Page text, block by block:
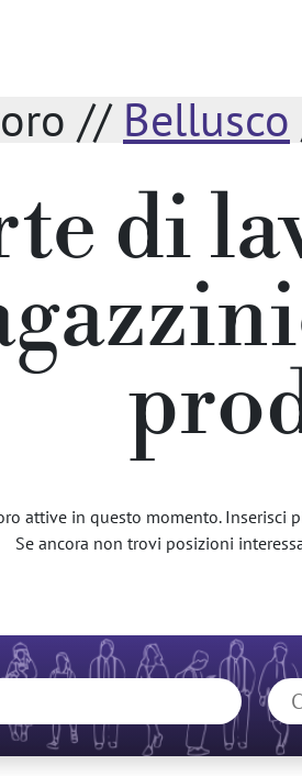
// Bellusco
di
attive in questo momento.
Se ancora non trovi posizioni